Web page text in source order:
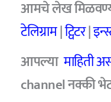
आमचे लेख
टेलिग्राम|ट्विटर|
आपल्यामाहिती
channel नक्की भेट